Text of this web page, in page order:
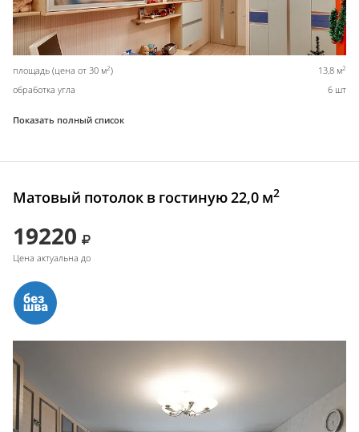
площадь (цена от 30 м2) 13,8 м2
обработка угла 6 шт
Показать полный список
Матовый потолок в гостиную 22,0 м2
19220
Цена актуальна до